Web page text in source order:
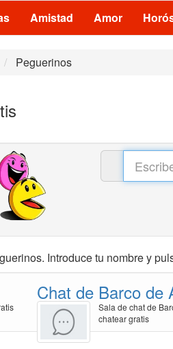
Amistad Amor
Peguerinos
Introduce tu nombre y
Chat de Barco de
Sala de chat de
chatear gratis